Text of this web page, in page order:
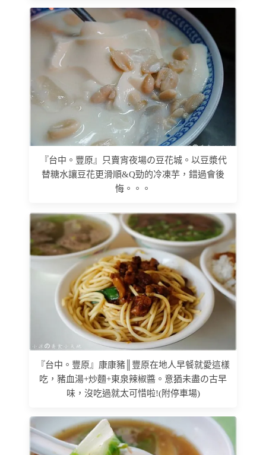
『台中。豐原』只賣宵夜場の豆花城。以豆漿代
替糖水讓豆花更滑順&Q勁的冷凍芋，錯過會後
悔。。。
『台中。豐原』康康豬║豐原在地人早餐就愛這樣
吃，豬血湯+炒麵+東泉辣椒醬。意猶未盡の古早
味，沒吃過就太可惜啦!(附停車場)